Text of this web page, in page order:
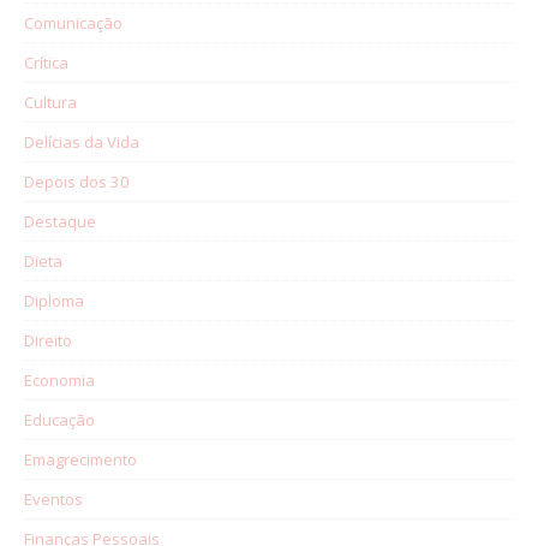
Comunicação
Crítica
Cultura
Delícias da Vida
Depois dos 30
Destaque
Dieta
Diploma
Direito
Economia
Educação
Emagrecimento
Eventos
Finanças Pessoais